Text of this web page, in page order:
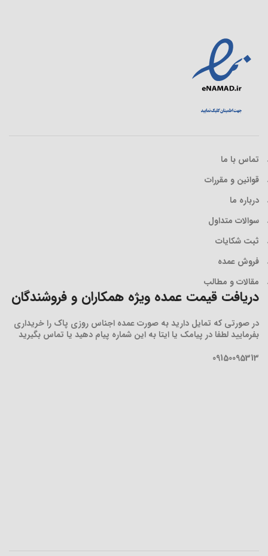
تماس با ما
قوانین و مقررات
درباره ما
سوالات متداول
ثبت شکایات
فروش عمده
مقالات و مطالب
دریافت قیمت عمده ویژه همکاران و فروشندگان
در صورتی که تمایل دارید به صورت عمده اجناس روزی پاک را خریداری
بفرمایید لطفا در پیامک یا ایتا به این شماره پیام دهید یا تماس بگیرید
09150095313